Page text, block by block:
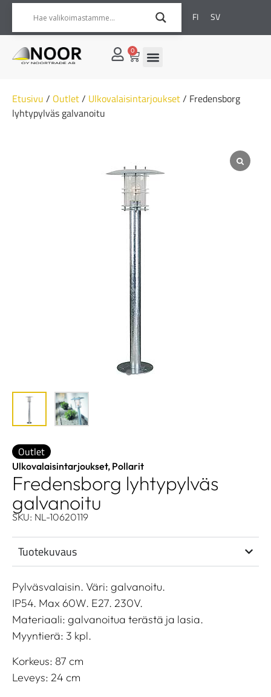
FI SV
0
Etusivu / Outlet/ Ulkovalaisintarjoukset/ Fredensborg
lyhtypylväs galvanoitu
Outlet
Ulkovalaisintarjoukset, Pollarit
Fredensborg lyhtypylväs
galvanoitu
SKU: NL-10620119
Tuotekuvaus
Pylväsvalaisin. Väri: galvanoitu.
IP54. Max 60W. E27. 230V.
Materiaali: galvanoitua terästä ja lasia.
Myyntierä: 3 kpl.
Korkeus: 87 cm
Leveys: 24 cm